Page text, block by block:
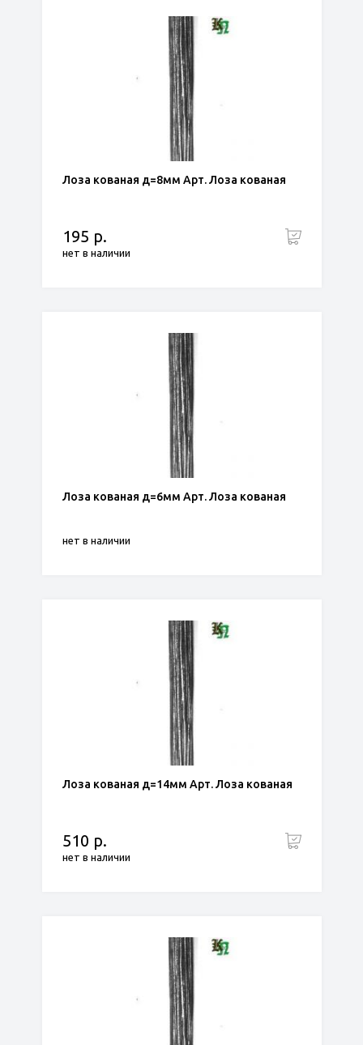
Лоза кованая д=8мм Арт. Лоза кованая
195 р.
нет в наличии
Лоза кованая д=6мм Арт. Лоза кованая
нет в наличии
Лоза кованая д=14мм Арт. Лоза кованая
510 р.
нет в наличии